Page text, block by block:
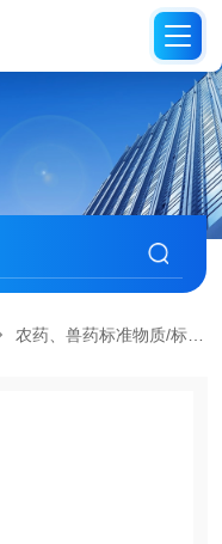
农药、兽药标准物质/标准品